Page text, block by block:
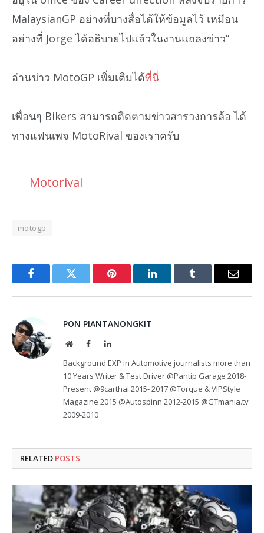
MalaysianGP อย่างที่บางสื่อได้ให้ข้อมูลไว้ เหมือน
อย่างที่ Jorge ได้อธิบายไปแล้วในงานแถลงข่าว”
อ่านข่าว MotoGP เพิ่มเติมได้ที่นี่
เพื่อนๆ Bikers สามารถติดตามข่าวสารวงการล้อ ได้
ทางแฟนเพจ MotoRival ของเราครับ
Motorival
motogp
FacebookTwitter Pinterest LinkedInTumblr Email
PON PIANTANONGKIT
WebsiteFacebookLinkedIn
Background EXP in Automotive journalists more than
10 Years Writer & Test Driver @Pantip Garage 2018-
Present @9carthai 2015- 2017 @Torque & VIPStyle
Magazine 2015 @Autospinn 2012-2015 @GTmania.tv
2009-2010
RELATED POSTS